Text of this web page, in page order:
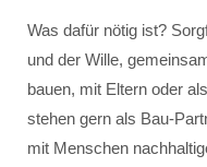
Was dafür nötig ist?
und der Wille,
bauen, mit Eltern oder
stehen gern als Bau-
mit Menschen